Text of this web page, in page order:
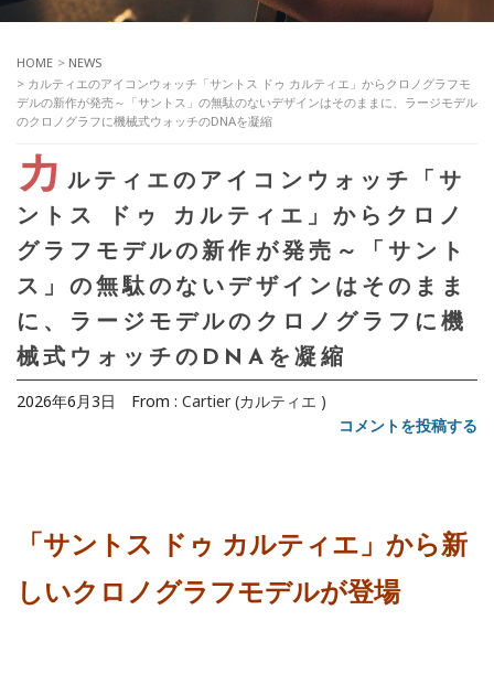
HOME > NEWS
> カルティエのアイコンウォッチ「サントス ドゥ カルティエ」からクロノグラフモ
デルの新作が発売～「サントス」の無駄のないデザインはそのままに、ラージモデル
のクロノグラフに機械式ウォッチのDNAを凝縮
カルティエのアイコンウォッチ「サ
ントス ドゥ カルティエ」からクロノ
グラフモデルの新作が発売～「サント
ス」の無駄のないデザインはそのまま
に、ラージモデルのクロノグラフに機
械式ウォッチのDNAを凝縮
2026年6月3日 From : Cartier (カルティエ )
コメントを投稿する
「サントス ドゥ カルティエ」から新
しいクロノグラフモデルが登場